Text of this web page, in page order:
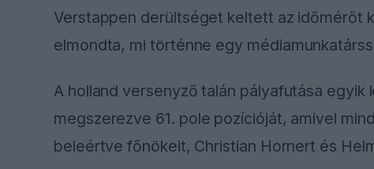
Verstappen derültséget keltett az időmérőt
elmondta, mi történne egy
A holland versenyző talán pályafutása
megszerezve 61. pole pozícióját, amivel
beleértve főnökeit, Christian Hornert és